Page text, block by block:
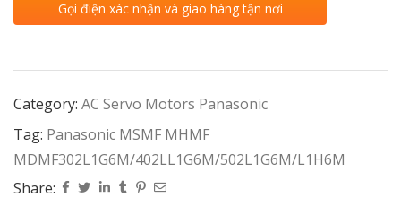
Gọi điện xác nhận và giao hàng tận nơi
Category: AC Servo Motors Panasonic
Tag: Panasonic MSMF MHMF
MDMF302L1G6M/402LL1G6M/502L1G6M/L1H6M
Share: